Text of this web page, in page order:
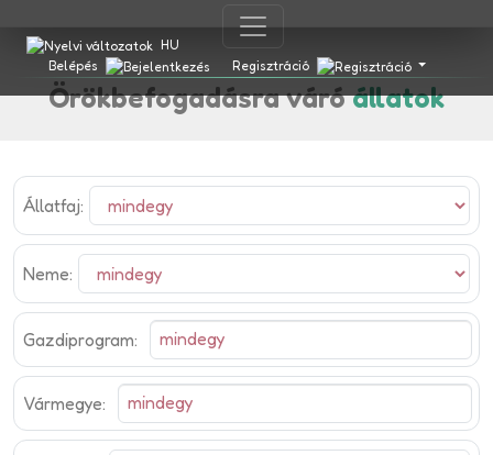
HU
Belépés
Regisztráció
Örökbefogadásra váróállatok
Állatfaj:
Neme:
Gazdiprogram:
Vármegye: